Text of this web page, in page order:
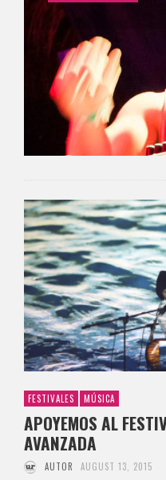
FESTIVALES MÚSICA
APOYEMOS AL
AVANZADA
AUTOR AUGUST 13, 2015